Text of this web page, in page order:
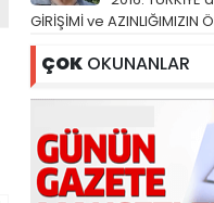
GİRİŞİMİ ve AZINLIĞIMIZIN
ÇOK OKUNANLAR